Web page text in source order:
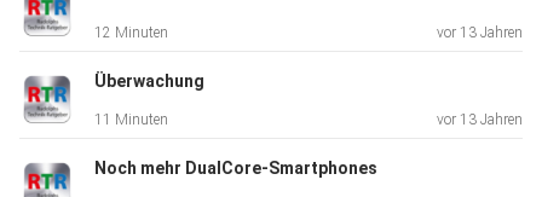
12 Minuten vor 13 Jahren
Überwachung
11 Minuten vor 13 Jahren
Noch mehr DualCore-Smartphones